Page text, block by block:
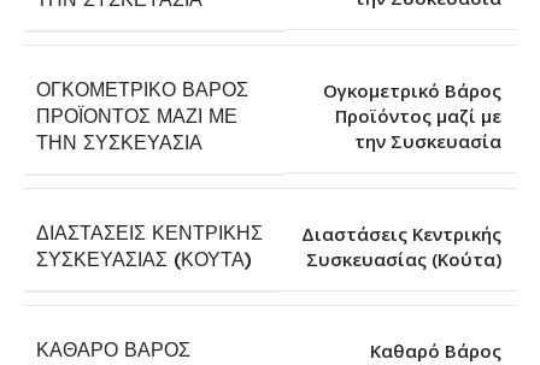
ΟΓΚΟΜΕΤΡΙΚΌ ΒΆΡΟΣ
ΠΡΟΪΌΝΤΟΣ ΜΑΖΊ ΜΕ
ΤΗΝ ΣΥΣΚΕΥΑΣΊΑ
Ογκομετρικό Βάρος
Προϊόντος μαζί με
την Συσκευασία
ΔΙΑΣΤΆΣΕΙΣ ΚΕΝΤΡΙΚΉΣ
ΣΥΣΚΕΥΑΣΊΑΣ (ΚΟΎΤΑ)
Διαστάσεις Κεντρικής
Συσκευασίας (Κούτα)
ΚΑΘΑΡΌ ΒΆΡΟΣ
Καθαρό Βάρος